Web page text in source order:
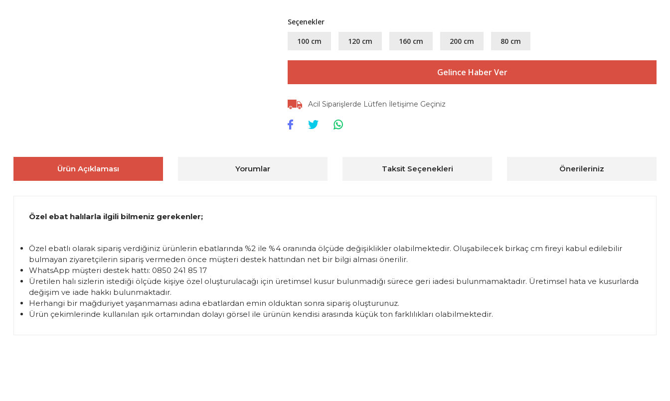
Seçenekler
100 cm 120 cm 160 cm 200 cm 80 cm
Gelince Haber Ver
Acil Siparişlerde Lütfen İletişime Geçiniz
Ürün Açıklaması Yorumlar Taksit Seçenekleri Önerileriniz
Özel ebat halılarla ilgili bilmeniz gerekenler;
Özel ebatlı olarak sipariş verdiğiniz ürünlerin ebatlarında %2 ile %4 oranında ölçüde değişiklikler olabilmektedir. Oluşabilecek birkaç cm fireyi kabul edilebilir
bulmayan ziyaretçilerin sipariş vermeden önce müşteri destek hattından net bir bilgi alması önerilir.
WhatsApp müşteri destek hattı: 0850 241 85 17
Üretilen halı sizlerin istediği ölçüde kişiye özel oluşturulacağı için üretimsel kusur bulunmadığı sürece geri iadesi bulunmamaktadır. Üretimsel hata ve kusurlarda
değişim ve iade hakkı bulunmaktadır.
Herhangi bir mağduriyet yaşanmaması adına ebatlardan emin olduktan sonra sipariş oluşturunuz.
Ürün çekimlerinde kullanılan ışık ortamından dolayı görsel ile ürünün kendisi arasında küçük ton farklılıkları olabilmektedir.